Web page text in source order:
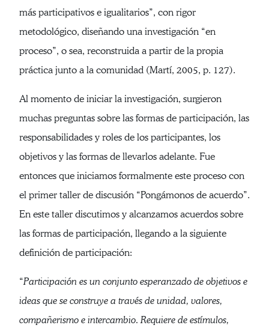
más participativos e igualitarios”, con rigor
metodológico, diseñando una investigación “en
proceso”, o sea, reconstruida a partir de la propia
práctica junto a la comunidad (Martí, 2005, p. 127).
Al momento de iniciar la investigación, surgieron
muchas preguntas sobre las formas de participación, las
responsabilidades y roles de los participantes, los
objetivos y las formas de llevarlos adelante. Fue
entonces que iniciamos formalmente este proceso con
el primer taller de discusión “Pongámonos de acuerdo”.
En este taller discutimos y alcanzamos acuerdos sobre
las formas de participación, llegando a la siguiente
definición de participación:
“Participación es un conjunto esperanzado de objetivos e
ideas que se construye a través de unidad, valores,
compañerismo e intercambio. Requiere de estímulos,